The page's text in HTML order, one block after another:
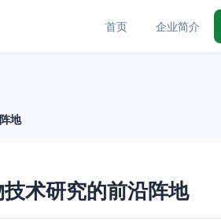
首页 企业简介
地
术研究的前沿阵地